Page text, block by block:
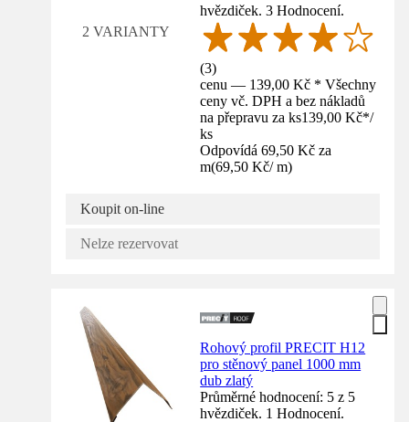
2 VARIANTY
hvězdiček. 3 Hodnocení.
(3)
cenu — 139,00 Kč * Všechny
ceny vč. DPH a bez nákladů
na přepravu za ks139,00 Kč*/
ks
Odpovídá 69,50 Kč za
m(69,50 Kč/ m)
Koupit on-line
Nelze rezervovat
Rohový profil PRECIT H12
pro stěnový panel 1000 mm
dub zlatý
Průměrné hodnocení: 5 z 5
hvězdiček. 1 Hodnocení.